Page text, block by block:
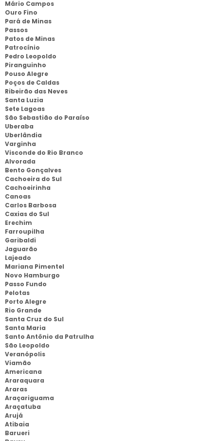
Mário Campos
Ouro Fino
Pará de Minas
Passos
Patos de Minas
Patrocínio
Pedro Leopoldo
Piranguinho
Pouso Alegre
Poços de Caldas
Ribeirão das Neves
Santa Luzia
Sete Lagoas
São Sebastião do Paraíso
Uberaba
Uberlândia
Varginha
Visconde do Rio Branco
Alvorada
Bento Gonçalves
Cachoeira do Sul
Cachoeirinha
Canoas
Carlos Barbosa
Caxias do Sul
Erechim
Farroupilha
Garibaldi
Jaguarão
Lajeado
Mariana Pimentel
Novo Hamburgo
Passo Fundo
Pelotas
Porto Alegre
Rio Grande
Santa Cruz do Sul
Santa Maria
Santo Antônio da Patrulha
São Leopoldo
Veranópolis
Viamão
Americana
Araraquara
Araras
Araçariguama
Araçatuba
Arujá
Atibaia
Barueri